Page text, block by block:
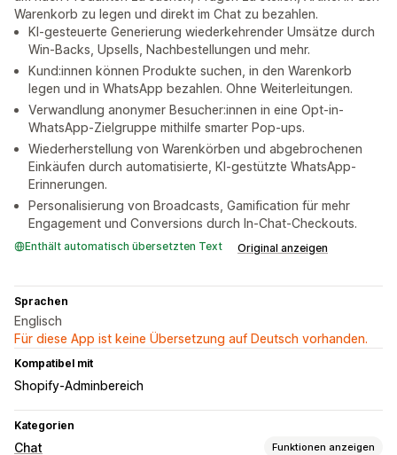
Warenkorb zu legen und direkt im Chat zu bezahlen.
KI-gesteuerte Generierung wiederkehrender Umsätze durch
Win-Backs, Upsells, Nachbestellungen und mehr.
Kund:innen können Produkte suchen, in den Warenkorb
legen und in WhatsApp bezahlen. Ohne Weiterleitungen.
Verwandlung anonymer Besucher:innen in eine Opt-in-
WhatsApp-Zielgruppe mithilfe smarter Pop-ups.
Wiederherstellung von Warenkörben und abgebrochenen
Einkäufen durch automatisierte, KI-gestützte WhatsApp-
Erinnerungen.
Personalisierung von Broadcasts, Gamification für mehr
Engagement und Conversions durch In-Chat-Checkouts.
Enthält automatisch übersetzten Text Original anzeigen
Sprachen
Englisch
Für diese App ist keine Übersetzung auf Deutsch vorhanden.
Kompatibel mit
Shopify-Adminbereich
Kategorien
Chat Funktionen anzeigen